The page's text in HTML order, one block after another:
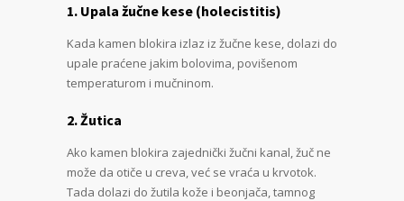
1. Upala žučne kese (holecistitis)
Kada kamen blokira izlaz iz žučne kese, dolazi do
upale praćene jakim bolovima, povišenom
temperaturom i mučninom.
2. Žutica
Ako kamen blokira zajednički žučni kanal, žuč ne
može da otiče u creva, već se vraća u krvotok.
Tada dolazi do žutila kože i beonjača, tamnog